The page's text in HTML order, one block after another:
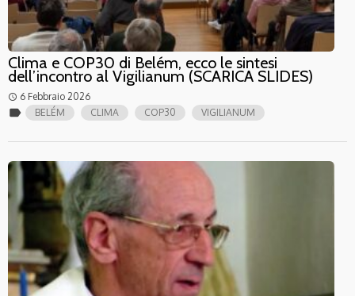
Clima e COP30 di Belém, ecco le sintesi
dell’incontro al Vigilianum (SCARICA SLIDES)
access_time 6 Febbraio 2026
label BELÉM CLIMA COP30 VIGILIANUM